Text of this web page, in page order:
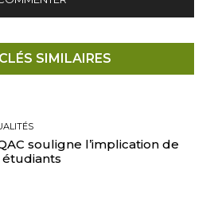
SIMILAIRES
souligne l’implication de
étudiants